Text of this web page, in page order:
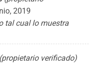
2019
tal cual lo muestra
(propietario verificado)